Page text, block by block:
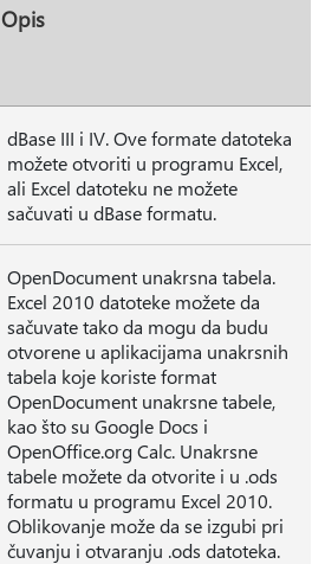
Opis
dBase III i IV. Ove formate datoteka
možete otvoriti u programu Excel,
ali Excel datoteku ne možete
sačuvati u dBase formatu.
OpenDocument unakrsna tabela.
Excel 2010 datoteke možete da
sačuvate tako da mogu da budu
otvorene u aplikacijama unakrsnih
tabela koje koriste format
OpenDocument unakrsne tabele,
kao što su Google Docs i
OpenOffice.org Calc. Unakrsne
tabele možete da otvorite i u .ods
formatu u programu Excel 2010.
Oblikovanje može da se izgubi pri
čuvanju i otvaranju .ods datoteka.